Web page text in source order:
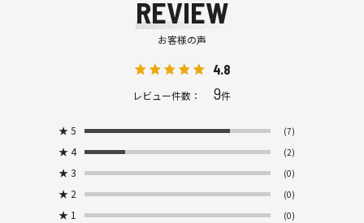
REVIEW
お客様の声
4.8
レビュー件数： 9件
★ 5 (7)
★ 4 (2)
★ 3 (0)
★ 2 (0)
★ 1 (0)